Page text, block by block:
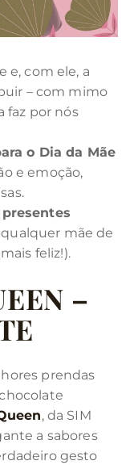
e, com ele, a
– com mimo
faz por nós
o Dia da Mãe
e emoção,
mãe de
feliz!).
–
prendas
, da SIM
a sabores
gesto